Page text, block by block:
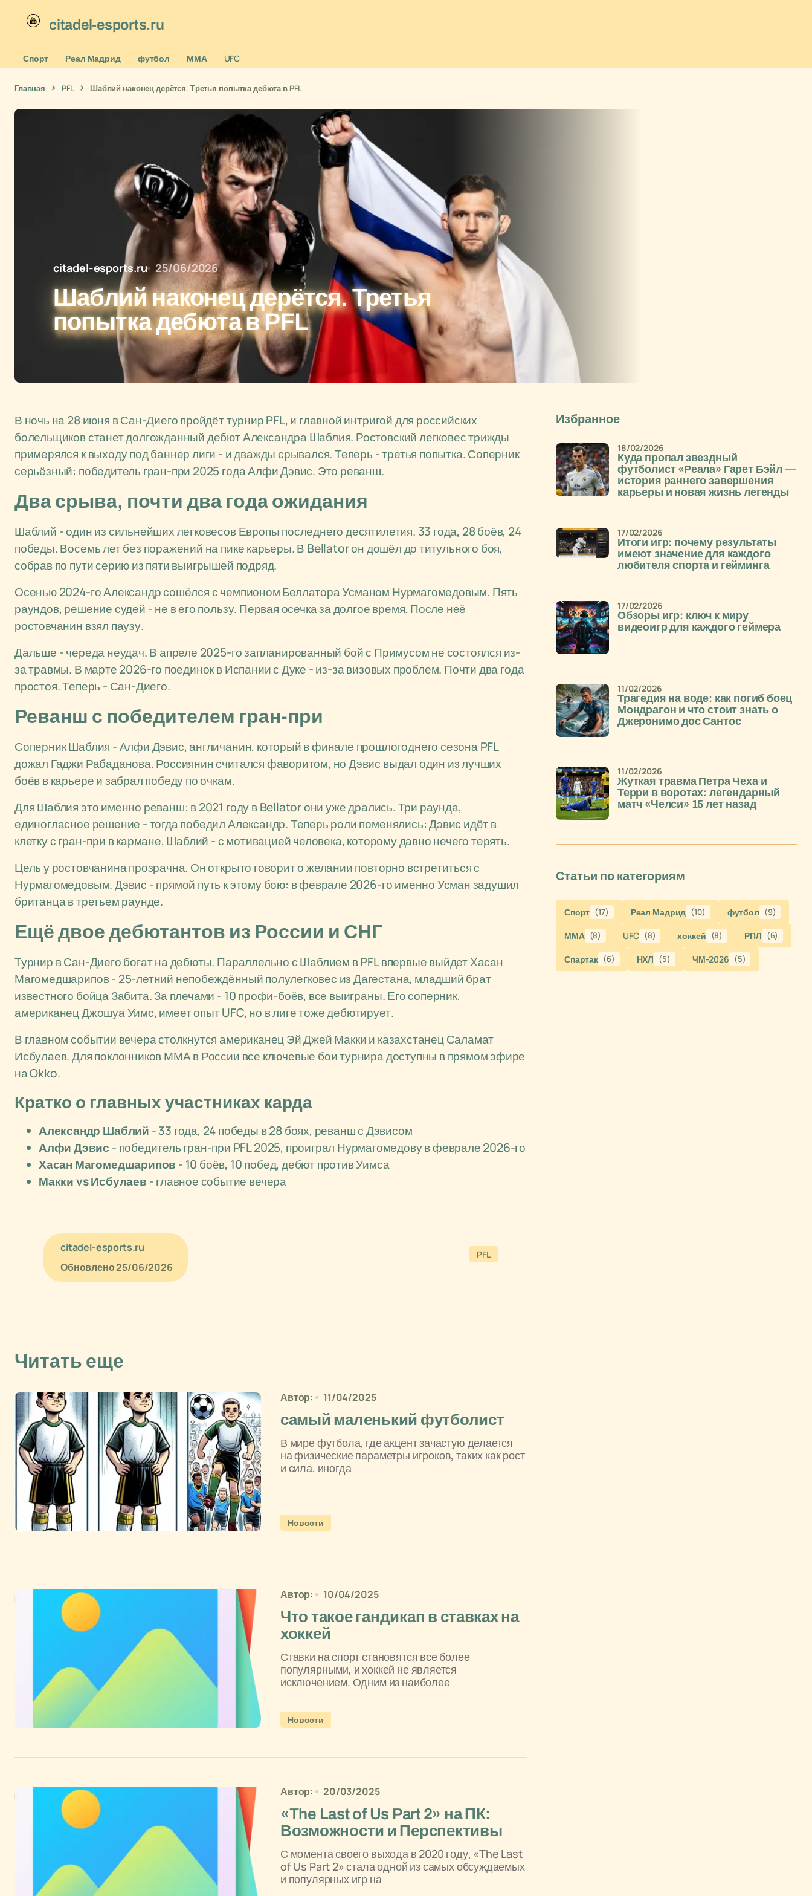
citadel-esports.ru
Спорт Реал Мадрид футбол ММА UFC
Главная PFL Шаблий наконец дерётся. Третья попытка дебюта в PFL
citadel-esports.ru 25/06/2026
Шаблий наконец дерётся. Третья
попытка дебюта в PFL
В ночь на 28 июня в Сан-Диего пройдёт турнир PFL, и главной интригой для российских
болельщиков станет долгожданный дебют Александра Шаблия. Ростовский легковес трижды
примерялся к выходу под баннер лиги - и дважды срывался. Теперь - третья попытка. Соперник
серьёзный: победитель гран-при 2025 года Алфи Дэвис. Это реванш.
Два срыва, почти два года ожидания
Шаблий - один из сильнейших легковесов Европы последнего десятилетия. 33 года, 28 боёв, 24
победы. Восемь лет без поражений на пике карьеры. В Bellator он дошёл до титульного боя,
собрав по пути серию из пяти выигрышей подряд.
Осенью 2024-го Александр сошёлся с чемпионом Беллатора Усманом Нурмагомедовым. Пять
раундов, решение судей - не в его пользу. Первая осечка за долгое время. После неё
ростовчанин взял паузу.
Дальше - череда неудач. В апреле 2025-го запланированный бой с Примусом не состоялся из-
за травмы. В марте 2026-го поединок в Испании с Дуке - из-за визовых проблем. Почти два года
простоя. Теперь - Сан-Диего.
Реванш с победителем гран-при
Соперник Шаблия - Алфи Дэвис, англичанин, который в финале прошлогоднего сезона PFL
дожал Гаджи Рабаданова. Россиянин считался фаворитом, но Дэвис выдал один из лучших
боёв в карьере и забрал победу по очкам.
Для Шаблия это именно реванш: в 2021 году в Bellator они уже дрались. Три раунда,
единогласное решение - тогда победил Александр. Теперь роли поменялись: Дэвис идёт в
клетку с гран-при в кармане, Шаблий - с мотивацией человека, которому давно нечего терять.
Цель у ростовчанина прозрачна. Он открыто говорит о желании повторно встретиться с
Нурмагомедовым. Дэвис - прямой путь к этому бою: в феврале 2026-го именно Усман задушил
британца в третьем раунде.
Ещё двое дебютантов из России и СНГ
Турнир в Сан-Диего богат на дебюты. Параллельно с Шаблием в PFL впервые выйдет Хасан
Магомедшарипов - 25-летний непобеждённый полулегковес из Дагестана, младший брат
известного бойца Забита. За плечами - 10 профи-боёв, все выиграны. Его соперник,
американец Джошуа Уимс, имеет опыт UFC, но в лиге тоже дебютирует.
В главном событии вечера столкнутся американец Эй Джей Макки и казахстанец Саламат
Исбулаев. Для поклонников ММА в России все ключевые бои турнира доступны в прямом эфире
на Okko.
Кратко о главных участниках карда
Александр Шаблий - 33 года, 24 победы в 28 боях, реванш с Дэвисом
Алфи Дэвис - победитель гран-при PFL 2025, проиграл Нурмагомедову в феврале 2026-го
Хасан Магомедшарипов - 10 боёв, 10 побед, дебют против Уимса
Макки vs Исбулаев - главное событие вечера
citadel-esports.ru
Обновлено25/06/2026
PFL
Читать еще
Автор: 11/04/2025
самый маленький футболист
В мире футбола, где акцент зачастую делается
на физические параметры игроков, таких как рост
и сила, иногда
Новости
Автор: 10/04/2025
Что такое гандикап в ставках на
хоккей
Ставки на спорт становятся все более
популярными, и хоккей не является
исключением. Одним из наиболее
Новости
Автор: 20/03/2025
«The Last of Us Part 2» на ПК:
Возможности и Перспективы
С момента своего выхода в 2020 году, «The Last
of Us Part 2» стала одной из самых обсуждаемых
и популярных игр на
Избранное
Куда пропал звездный
футболист «Реала» Гарет Бэйл —
история раннего завершения
карьеры и новая жизнь легенды
18/02/2026
Итоги игр: почему результаты
имеют значение для каждого
любителя спорта и гейминга
17/02/2026
Обзоры игр: ключ к миру
видеоигр для каждого геймера
17/02/2026
Трагедия на воде: как погиб боец
Мондрагон и что стоит знать о
Джеронимо дос Сантос
11/02/2026
Жуткая травма Петра Чеха и
Терри в воротах: легендарный
матч «Челси» 15 лет назад
11/02/2026
Статьи по категориям
Спорт (17) Реал Мадрид (10) футбол (9)
ММА (8) UFC (8) хоккей (8) РПЛ (6)
Спартак (6) НХЛ (5) ЧМ-2026 (5)